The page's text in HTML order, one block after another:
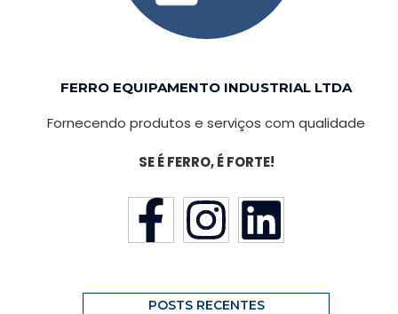
FERRO EQUIPAMENTO INDUSTRIAL LTDA
Fornecendo produtos e serviços com qualidade
SE É FERRO, É FORTE!
POSTS RECENTES